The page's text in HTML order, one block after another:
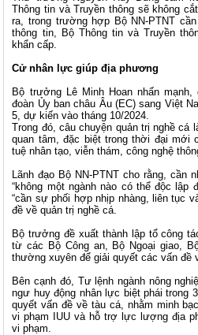
Thông tin và Truyền thông sẽ không
ra, trong trường hợp Bộ NN-PTNT
thông tin, Bộ Thông tin và Truyền
khẩn cấp.
Cử nhân lực giúp địa phương
Bộ trưởng Lê Minh Hoan nhấn
đoàn Ủy ban châu Âu (EC) sang Việt
5, dự kiến vào tháng 10/2024.
Trong đó, câu chuyện quản trị nghề cá
quan tâm, đặc biệt trong thời đại mới
tuệ nhân tạo, viễn thám, công nghệ
Lãnh đạo Bộ NN-PTNT cho rằng, cần
“không một ngành nào có thể độc lập
“cần sự phối hợp nhịp nhàng, liên tục
đề về quản trị nghề cá.
Bộ trưởng đề xuất thành lập tổ công
từ các Bộ Công an, Bộ Ngoại giao,
thường xuyên để giải quyết các vấn đề
Bên cạnh đó, Tư lệnh ngành nông
ngư huy động nhân lực biệt phái trong
quyết vấn đề về tàu cá, nhằm minh
vi phạm IUU và hỗ trợ lực lượng địa
vi phạm.